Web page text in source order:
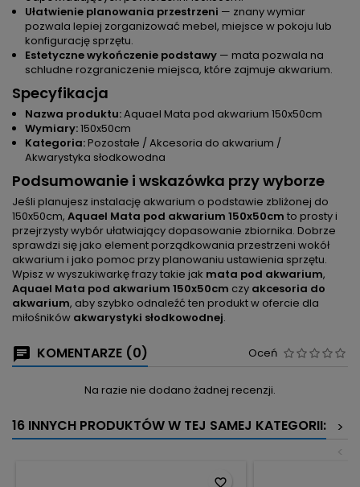
Ułatwienie planowania przestrzeni — znany wymiar
pozwala lepiej zorganizować mebel, miejsce w pokoju lub
konfigurację sprzętu.
Estetyczne wykończenie podstawy — mata pozwala na
schludne rozgraniczenie miejsca, które zajmuje akwarium.
Specyfikacja
Nazwa produktu:Aquael Mata pod akwarium 150x50cm
Wymiary:150x50cm
Kategoria:Pozostałe / Akcesoria do akwarium /
Akwarystyka słodkowodna
Podsumowanie i wskazówka przy wyborze
Jeśli planujesz instalację akwarium o podstawie zbliżonej do
150x50cm, Aquael Mata pod akwarium 150x50cm to prosty i
przejrzysty wybór ułatwiający dopasowanie zbiornika. Dobrze
sprawdzi się jako element porządkowania przestrzeni wokół
akwarium i jako pomoc przy planowaniu ustawienia sprzętu.
Wpisz w wyszukiwarkę frazy takie jak mata pod akwarium,
Aquael Mata pod akwarium 150x50cm czy akcesoria do
akwarium, aby szybko odnaleźć ten produkt w ofercie dla
miłośników akwarystyki słodkowodnej.
KOMENTARZE (0) Oceń
Na razie nie dodano żadnej recenzji.
16 INNYCH PRODUKTÓW W TEJ SAMEJ KATEGORII:
>
<
favorite_border